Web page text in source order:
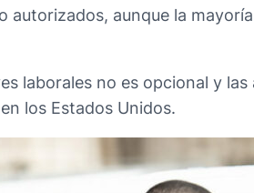
aunque la
laborales no es opcional y
los Estados Unidos.